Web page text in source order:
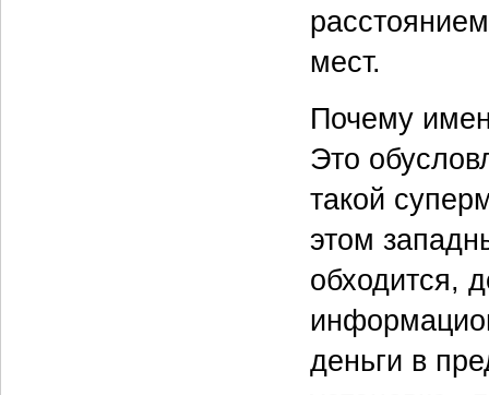
мест.
Почему
Это
такой
этом
обходится,
деньги в